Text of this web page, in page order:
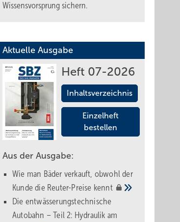
Wissensvorsprung sichern.
Aktuelle Ausgabe
Heft 07-2026
Inhaltsverzeichnis
Einzelheft
bestellen
Aus der Ausgabe:
Wie man Bäder verkauft, obwohl der
Kunde die Reuter-Preise kennt
Die entwässerungstechnische
Autobahn – Teil 2: Hydraulik am